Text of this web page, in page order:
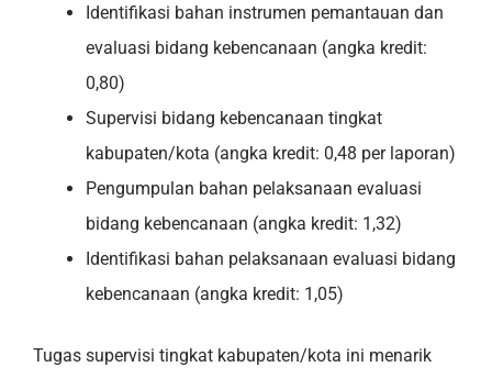
Identifikasi bahan instrumen pemantauan dan
evaluasi bidang kebencanaan (angka kredit:
0,80)
Supervisi bidang kebencanaan tingkat
kabupaten/kota (angka kredit: 0,48 per laporan)
Pengumpulan bahan pelaksanaan evaluasi
bidang kebencanaan (angka kredit: 1,32)
Identifikasi bahan pelaksanaan evaluasi bidang
kebencanaan (angka kredit: 1,05)
Tugas supervisi tingkat kabupaten/kota ini menarik